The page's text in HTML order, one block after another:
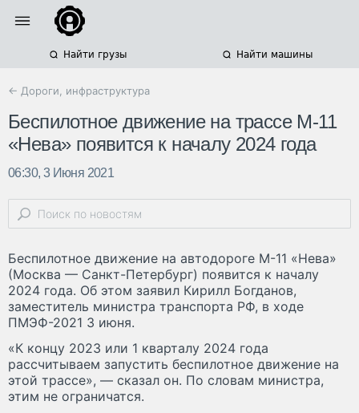
Найти грузы Найти машины
← Дороги, инфраструктура
Беспилотное движение на трассе М-11
«Нева» появится к началу 2024 года
06:30, 3 Июня 2021
Беспилотное движение на автодороге М-11 «Нева»
(Москва — Санкт-Петербург) появится к началу
2024 года. Об этом заявил Кирилл Богданов,
заместитель министра транспорта РФ, в ходе
ПМЭФ-2021 3 июня.
«К концу 2023 или 1 кварталу 2024 года
рассчитываем запустить беспилотное движение на
этой трассе», — сказал он. По словам министра,
этим не ограничатся.